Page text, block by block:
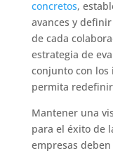
concretos,
avances y
de cada
estrategia de
conjunto con los
permita
Mantener una
para el éxito de
empresas